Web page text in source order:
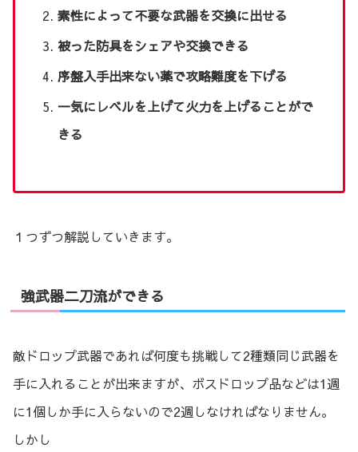
素性によって不要な武器を交換に出せる
被った防具をシェアや交換できる
序盤入手出来ない薬で攻略難度を下げる
一気にレベルを上げて火力を上げることがで
きる
１つずつ解説していきます。
強武器二刀流ができる
敵ドロップ武器であれば何度も挑戦して2種類同じ武器を
手に入れることが出来ますが、ボスドロップ品などは1週
に1個しか手に入らないので2週しなければなりません。
しかし